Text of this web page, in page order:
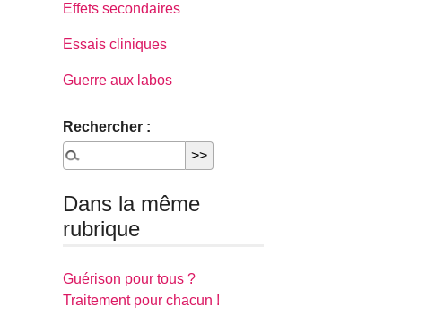
Effets secondaires
Essais cliniques
Guerre aux labos
Rechercher :
Dans la même
rubrique
Guérison pour tous ?
Traitement pour chacun !